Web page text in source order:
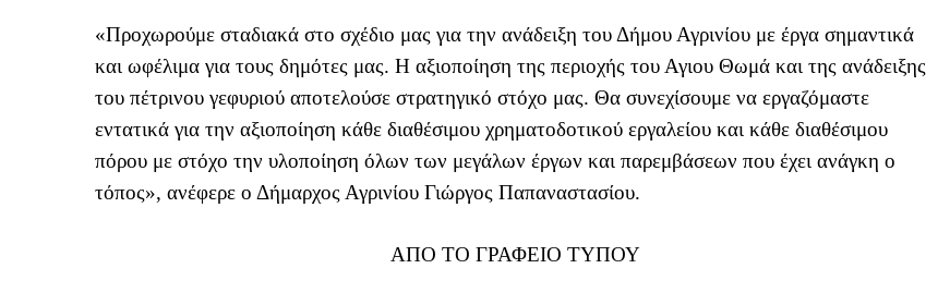
«Προχωρούμε σταδιακά στο σχέδιο μας για την ανάδειξη του Δήμου Αγρινίου με έργα σημαντικά
και ωφέλιμα για τους δημότες μας. Η αξιοποίηση της περιοχής του Αγιου Θωμά και της ανάδειξης
του πέτρινου γεφυριού αποτελούσε στρατηγικό στόχο μας. Θα συνεχίσουμε να εργαζόμαστε
εντατικά για την αξιοποίηση κάθε διαθέσιμου χρηματοδοτικού εργαλείου και κάθε διαθέσιμου
πόρου με στόχο την υλοποίηση όλων των μεγάλων έργων και παρεμβάσεων που έχει ανάγκη ο
τόπος», ανέφερε ο Δήμαρχος Αγρινίου Γιώργος Παπαναστασίου.
ΑΠΟ ΤΟ ΓΡΑΦΕΙΟ ΤΥΠΟΥ